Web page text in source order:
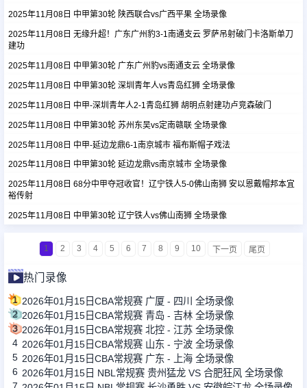
2025年11月08日 中甲第30轮 陕西联合vs广西平果 全场录像
2025年11月08日 无缘升超！广东广州豹3-1南通支云 罗萨吊射破门卡洛斯单刀
建功
2025年11月08日 中甲第30轮 广东广州豹vs南通支云 全场录像
2025年11月08日 中甲第30轮 深圳青年人vs青岛红狮 全场录像
2025年11月08日 中甲-深圳青年人2-1青岛红狮 胡明点射建功卢竞森破门
2025年11月08日 中甲第30轮 苏州东吴vs定南赣联 全场录像
2025年11月08日 中甲-延边龙鼎6-1南京城市 福布斯帽子戏法
2025年11月08日 中甲第30轮 延边龙鼎vs南京城市 全场录像
2025年11月08日 68分中甲夺冠收官！辽宁铁人5-0佛山南狮 安以恩戴帽邦本宜
裕传射
2025年11月08日 中甲第30轮 辽宁铁人vs佛山南狮 全场录像
1 2 3 4 5 6 7 8 9 10 下一页 尾页
热门录像
1 2026年01月15日CBA常规赛 广厦 - 四川 全场录像
2 2026年01月15日CBA常规赛 青岛 - 吉林 全场录像
3 2026年01月15日CBA常规赛 北控 - 江苏 全场录像
4 2026年01月15日CBA常规赛 山东 - 宁波 全场录像
5 2026年01月15日CBA常规赛 广东 - 上海 全场录像
6 2026年01月15日 NBL常规赛 贵州猛龙 VS 合肥狂风 全场录像